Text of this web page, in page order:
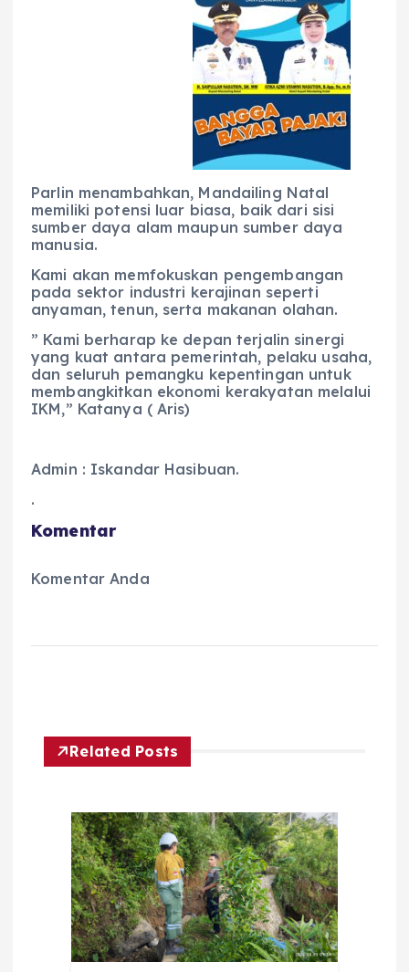
Parlin menambahkan, Mandailing Natal
memiliki potensi luar biasa, baik dari sisi
sumber daya alam maupun sumber daya
manusia.
Kami akan memfokuskan pengembangan
pada sektor industri kerajinan seperti
anyaman, tenun, serta makanan olahan.
” Kami berharap ke depan terjalin sinergi
yang kuat antara pemerintah, pelaku usaha,
dan seluruh pemangku kepentingan untuk
membangkitkan ekonomi kerakyatan melalui
IKM,” Katanya ( Aris)
Admin : Iskandar Hasibuan.
.
Komentar
Komentar Anda
Related Posts